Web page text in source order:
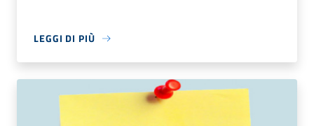
LEGGI DI PIÙ